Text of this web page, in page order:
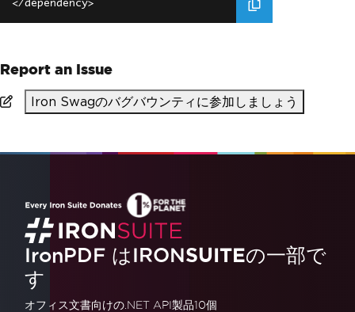
Report an Issue
Iron Swagのバグバウンティに参加しましょう
IronPDF はIRONSUITEの一部で
す
オフィス文書向けの.NET API製品10個